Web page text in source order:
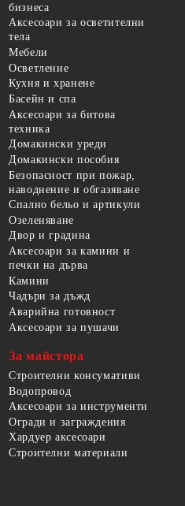
бизнеса
Аксесоари за осветителни
тела
Мебели
Осветление
Кухня и хранене
Басейн и спа
Аксесоари за битова
техника
Домакински уреди
Домакински пособия
Безопасност при пожар,
наводнение и обгазяване
Спално бельо и артикули
Озеленяване
Двор и градина
Аксесоари за камини и
печки на дърва
Камини
Чадъри за дъжд
Аварийна готовност
Аксесоари за пушачи
За майстора
Строителни консумативи
Водопровод
Аксесоари за инструменти
Огради и заграждения
Хардуер аксесоари
Строителни материали